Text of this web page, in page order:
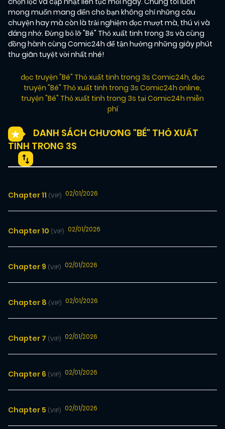
mong muốn mang đến cho bạn không chỉ những câu
chuyện hay mà còn là trải nghiệm đọc mượt mà, thú vị và
đáng nhớ. Đừng bỏ lỡ "Bé" Thỏ xuất tinh trong 3s và cùng
đồng hành cùng Comic24h để tận hưởng những giây phút
thư giãn tuyệt vời nhất nhé!
đọc truyện "Bé" Thỏ xuất tinh trong 3s Comic24h, đọc
truyện "Bé" Thỏ xuất tinh trong 3s Comic24h online,
truyện "Bé" Thỏ xuất tinh trong 3s tại Comic24h miễn
phí
DANH SÁCH CHƯƠNG "BÉ" THỎ XUẤT
TINH TRONG 3S
Chapter 11 (VIP) 02/01/2026
Chapter 10 (VIP) 02/01/2026
Chapter 9 (VIP) 02/01/2026
Chapter 8 (VIP) 02/01/2026
Chapter 7 (VIP) 02/01/2026
Chapter 6 (VIP) 02/01/2026
Chapter 5 (VIP) 02/01/2026